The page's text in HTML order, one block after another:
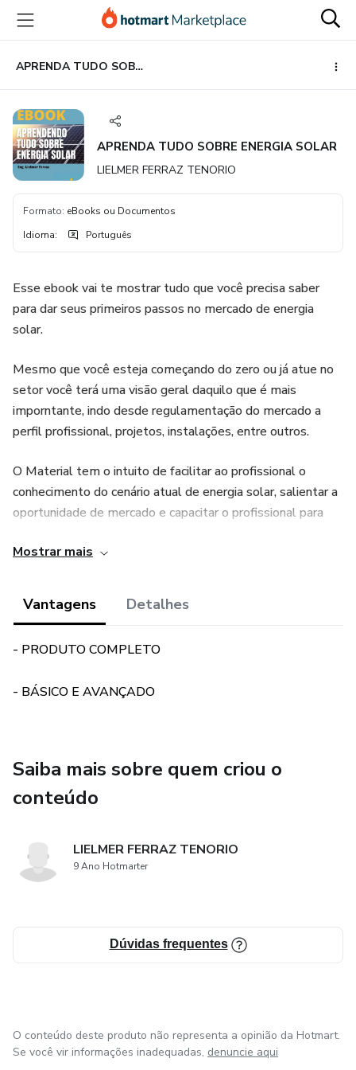
para
conteúdo
principal
para
pagamento
para
rodapé
APRENDA TUDO SOBRE ENERGIA SOLAR
APRENDA TUDO SOBRE ENERGIA SOLAR
LIELMER FERRAZ TENORIO
Formato: eBooks ou Documentos
Idioma: Português
Esse ebook vai te mostrar tudo que você precisa saber
para dar seus primeiros passos no mercado de energia
solar.
Mesmo que você esteja começando do zero ou já atue no
setor você terá uma visão geral daquilo que é mais
imporntante, indo desde regulamentação do mercado a
perfil profissional, projetos, instalações, entre outros.
O Material tem o intuito de facilitar ao profissional o
conhecimento do cenário atual de energia solar, salientar a
oportunidade de mercado e capacitar o profissional para
demandas do mercado, com melhor eficiência e qualidade.
ÍNDICE
1 Energia Solar On-grid
O que é Energia Solar?
Para que serve a Energia Solar?
Expectativa de crescimento e projeções da Energia Solar
no Brasil e no Mundo.
2 Como usar a Energia Solar.
Quais são os equipamentos que compõem o sistema de
Energia Solar? (Módulo, Inversor, String box, Estruturas,
Mostrar mais
Vantagens Detalhes
- PRODUTO COMPLETO
- BÁSICO E AVANÇADO
Saiba mais sobre quem criou o
conteúdo
LIELMER FERRAZ TENORIO
9 Ano Hotmarter
Dúvidas frequentes
O conteúdo deste produto não representa a opinião da Hotmart.
Se você vir informações inadequadas, denuncie aqui